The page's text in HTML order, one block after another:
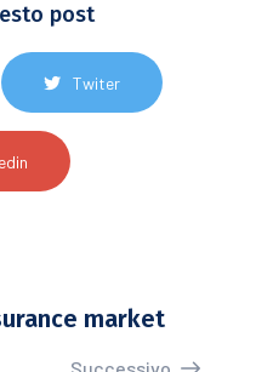
post
Twiter
market